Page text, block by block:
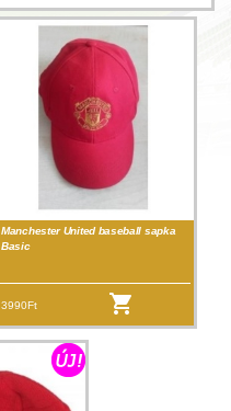
Manchester United baseball sapka
Basic
3990Ft